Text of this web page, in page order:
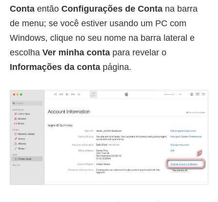
Conta então Configurações de Conta na barra
de menu; se você estiver usando um PC com
Windows, clique no seu nome na barra lateral e
escolha Ver minha conta para revelar o
Informações da conta página.